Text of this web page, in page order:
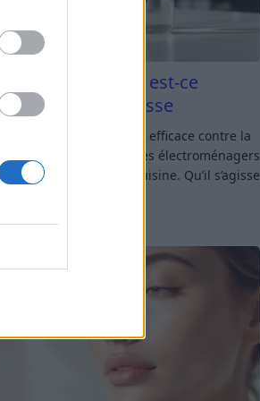
blanc et four est-ce
contre la graisse
blanc et four : est-ce efficace contre la
? Le four fait partie des électroménagers
sollicités dans une cuisine. Qu’il s’agisse